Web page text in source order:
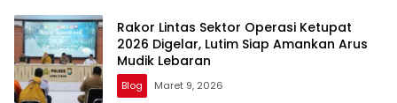
Rakor Lintas Sektor Operasi Ketupat
2026 Digelar, Lutim Siap Amankan Arus
Mudik Lebaran
Blog Maret 9, 2026